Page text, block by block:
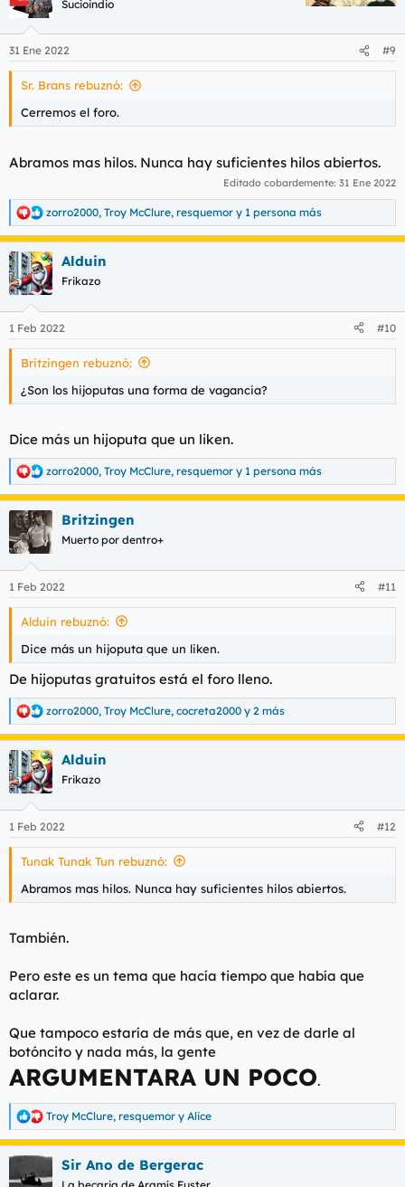
i
e
s
Sucioindio
31 Ene 2022 #9
Sr. Brans rebuznó:
Cerremos el foro.
Abramos mas hilos. Nunca hay suficientes hilos abiertos.
Editado cobardemente: 31 Ene 2022
R
e
a
c
c
i
e
s
zorro2000, Troy McClure, resquemor y 1 persona más
Alduin
Frikazo
1 Feb 2022 #10
Britzingen rebuznó:
¿Son los hijoputas una forma de vagancia?
Dice más un hijoputa que un liken.
R
e
a
c
c
i
e
s
zorro2000, Troy McClure, resquemor y 1 persona más
Britzingen
Muerto por dentro+
1 Feb 2022 #11
Alduin rebuznó:
Dice más un hijoputa que un liken.
De hijoputas gratuitos está el foro lleno.
R
e
a
c
c
i
e
s
zorro2000, Troy McClure, cocreta2000 y 2 más
Alduin
Frikazo
1 Feb 2022 #12
Tunak Tunak Tun rebuznó:
Abramos mas hilos. Nunca hay suficientes hilos abiertos.
También.
Pero este es un tema que hacía tiempo que había que
aclarar.
Que tampoco estaría de más que, en vez de darle al
botóncito y nada más, la gente
ARGUMENTARA UN POCO.
R
e
a
c
Troy McClure, resquemor y Alice
Sir Ano de Bergerac